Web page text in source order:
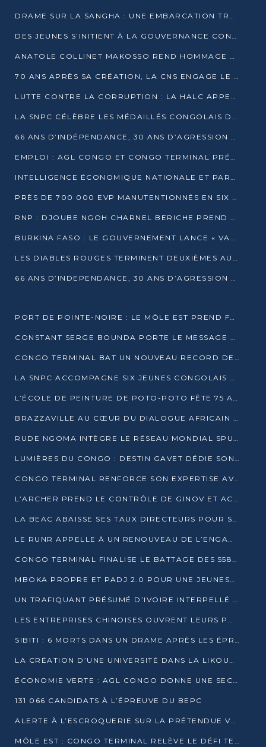
DRAME SUR LA SANGHA : UNE EMBARCATION TRANSPORTANT DES FIDÈLES DE « NZAMBÉ YA L’HUILE » FAIT NAUFRAGE À OUESSO
DES JEUNES S’INITIENT À LA GOUVERNANCE CONTINENTALE À BRAZZAVILLE
ANATOLE COLLINET MAKOSSO REND HOMMAGE À JEAN-PAUL PIGASSE
70 ANS APRÈS SA CRÉATION, LA CNS ENGAGE LE VIRAGE DE LA DIGITALISATION
LUTTE CONTRE LA CORRUPTION : LA HALC APPELLE À PASSER DES DISCOURS AUX ACTES
LA SNPC CÉLÈBRE LES MÉDAILLÉS CONGOLAIS DES OLYMPIADES PANAFRICAINES DE MATHÉMATIQUES 2026
66 ANS D’INDÉPENDANCE, 30 ANS D’AGRESSION RWANDAISE : 4 PRÉSIDENCES, UN ÉCHEC COLLECTIF
EMPLOI : AGL CONGO ET CONGO TERMINAL PRÉSÉLECTIONNENT PLUS DE 70 JEUNES À POINTE-NOIRE
INTELLIGENCE ÉCONOMIQUE NATIONALE ET PARTENARIATS INTERNATIONAUX : VERS UNE DOCTRINE SOUVERAINE DE SÉCURITÉ ÉCONOMIQUE
PRÈS DE 700 000 EVP MANUTENTIONNÉS EN SIX MOIS PAR CONGO TERMINAL
RNP : DJOUBE NGOH CHARNEL BERICHE PREND LES RÊNES DU PARTI
BURKINA FASO : LE GOUVERNEMENT LANCE « VACANCES UTILES 2026 » POUR FORMER LES ÉLÈVES À 15 MÉTIERS
LES DIABLES ROUGES TERMINENT DEUXIÈMES AU CHAMPIONNAT D’AFRIQUE ZONE 3
66 ANS D’INDEPENDANCE, 30 ANS D’AGRESSION RWAN DAISE : 4 PRESIDENCES, UN ECHEC COLLECTIF
PORT DE POINTE-NOIRE : LE MÔLE EST PREND FORME ET VISE LES GÉANTS DES MERS
CONSTANT SERGE BOUNDA PORTE LE MESSAGE DE COMPASSION DE DENIS SASSOU NGUESSO EN IRAN
CONGO TERMINAL BAT UN NOUVEAU RECORD DE PRODUCTIVITÉ AU PORT DE POINTE-NOIRE
LA SNPC ACCOMPAGNE SIX JEUNES CONGOLAIS AUX OLYMPIADES PANAFRICAINES DE MATHÉMATIQUES
L’ÉCOLE DE PEINTURE DE POTO-POTO FÊTE 75 ANS AU SERVICE DE L’ART CONGOLAIS
BRAZZAVILLE AU CŒUR DU DIALOGUE AFRICAIN SUR LES OBJECTIFS DE DÉVELOPPEMENT DURABLE
RUDE NGOMA INTÈGRE LE RÉSEAU MONDIAL SPUTNIK PRO APRÈS UNE FORMATION À MOSCOU
LUMIÈRES DU CONGO : DESTIN GAVET DÉDIE SON PRIX À L’UNITÉ NATIONALE ET À LA JEUNESSE
CONGO TERMINAL RENFORCE SON EXPERTISE AVEC NEUF NOUVEAUX FORMATEURS EN ENGINS PORTUAIRES
L’ARCHER PREND LE CONTRÔLE DE GINOV ET ACCÉLÈRE SON VIRAGE NUMÉRIQUE
LA BEAC ABAISSE SES TAUX DIRECTEURS POUR SOUTENIR LA CROISSANCE EN ZONE CEMAC
LE RUNR APPELLE À UN RENOUVEAU DE L’ENGAGEMENT MILITANT
CONGO TERMINAL FINALISE LE BATTAGE DES 558 PIEUX DU FUTUR QUAI DU MÔLE EST
MBOKA PROPRE ET PADJ 2.0 POUR UNE JEUNESSE PLUS AUTONOME
UN TRAFIQUANT PRÉSUMÉ D’IVOIRE INTERPELLÉ À DOLISIE
LES ENTREPRISES CHINOISES OUVRENT LEURS PORTES AUX JEUNES DIPLÔMÉS
SIBITI : 6 MORTS DANS UN DRAME APRÈS LES ÉPREUVES DU BEPC
LA CRÉATION D’UNE UNIVERSITÉ DANS LA LIKOUALA AU CŒUR D’UNE RÉFLEXION NATIONALE
ÉCONOMIE VERTE : AGL CONGO DONNE UNE SECONDE VIE À SES DÉCHETS INDUSTRIELS
131 066 CANDIDATS À L’ÉPREUVE DU BEPC
ALERTE À L’ESCROQUERIE SUR LA PRÉTENDUE VENTE DE PARCELLES AFAT
MÔLE EST : CONGO TERMINAL RELÈVE LE DÉFI TECHNIQUE DES SABLES BITUMINEUX